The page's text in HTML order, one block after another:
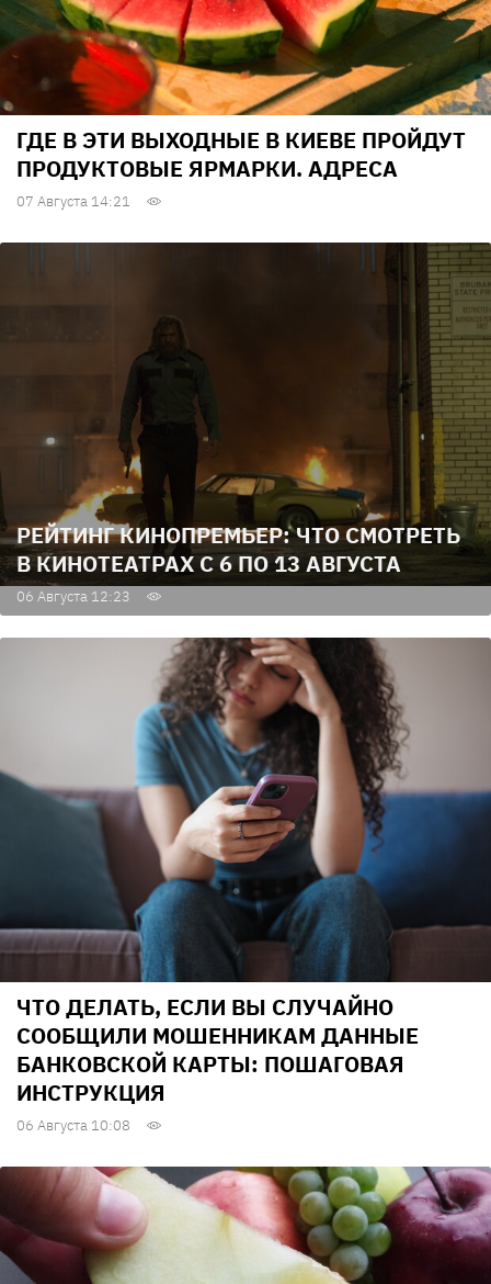
ГДЕ В ЭТИ ВЫХОДНЫЕ В КИЕВЕ ПРОЙДУТ
ПРОДУКТОВЫЕ ЯРМАРКИ. АДРЕСА
07 Августа 14:21
РЕЙТИНГ КИНОПРЕМЬЕР: ЧТО СМОТРЕТЬ
В КИНОТЕАТРАХ С 6 ПО 13 АВГУСТА
06 Августа 12:23
ЧТО ДЕЛАТЬ, ЕСЛИ ВЫ СЛУЧАЙНО
СООБЩИЛИ МОШЕННИКАМ ДАННЫЕ
БАНКОВСКОЙ КАРТЫ: ПОШАГОВАЯ
ИНСТРУКЦИЯ
06 Августа 10:08